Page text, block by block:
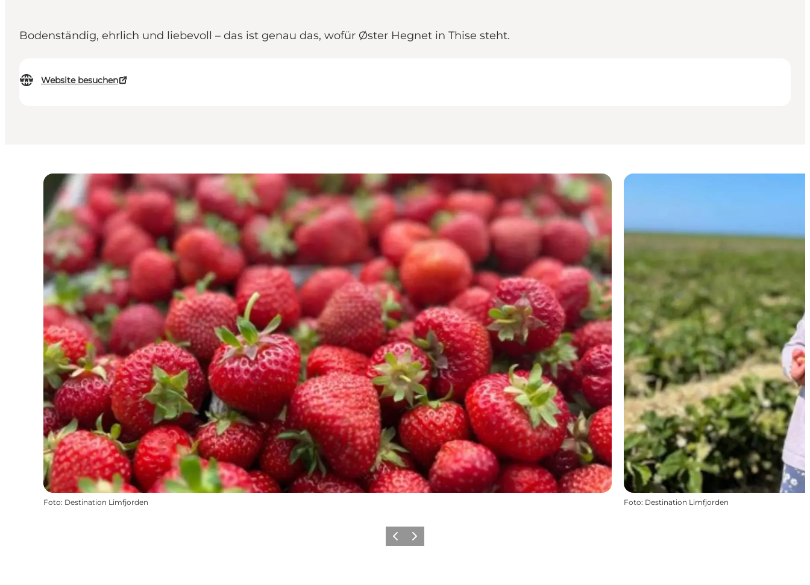
Bodenständig, ehrlich und liebevoll – das ist genau das, wofür Øster Hegnet in Thise steht.
Website besuchen
Foto: Destination Limfjorden Foto: Destination Limfjorden
Vorherige Folie
Nächste Folie